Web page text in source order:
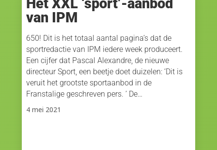
Het XXL ‘sport’-aanbod
van IPM
650! Dit is het totaal aantal pagina’s dat de
sportredactie van IPM iedere week produceert.
Een cijfer dat Pascal Alexandre, de nieuwe
directeur Sport, een beetje doet duizelen: ‘Dit is
veruit het grootste sportaanbod in de
Franstalige geschreven pers. ’ De…
4 mei 2021